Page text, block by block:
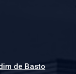
de Basto